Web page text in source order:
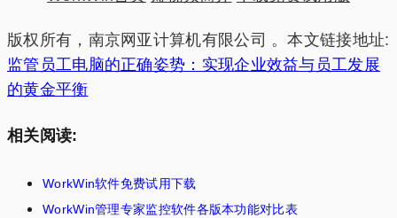
版权所有，南京网亚计算机有限公司 。本文链接地址:
监管员工电脑的正确姿势：实现企业效益与员工发展
的黄金平衡
相关阅读:
WorkWin软件免费试用下载
WorkWin管理专家监控软件各版本功能对比表